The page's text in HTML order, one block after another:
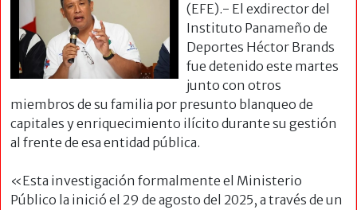
(EFE).- El exdirector del
Instituto Panameño de
Deportes Héctor Brands
fue detenido este martes
junto con otros
miembros de su familia por presunto blanqueo de
capitales y enriquecimiento ilícito durante su gestión
al frente de esa entidad pública.
«Esta investigación formalmente el Ministerio
Público la inició el 29 de agosto del 2025, a través de un